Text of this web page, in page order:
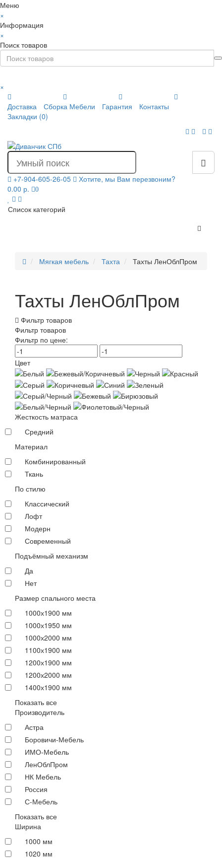
Меню
×
Информация
×
Поиск товаров
×
Доставка
Сборка Мебели Гарантия
Контакты
Закладки (0)
+7-904-605-26-05
Хотите, мы Вам перезвоним?
0.00 р.
0
Список категорий
Мягкая мебель Тахта Тахты ЛенОблПром
Тахты ЛенОблПром
Фильтр товаров
Фильтр товаров
Фильтр по цене:
Цвет
Жесткость матраса
Средний
Материал
Комбинированный
Ткань
По стилю
Классический
Лофт
Модерн
Современный
Подъёмный механизм
Да
Нет
Размер спального места
1000х1900 мм
1000х1950 мм
1000х2000 мм
1100х1900 мм
1200х1900 мм
1200х2000 мм
1400х1900 мм
Показать все
Производитель
Астра
Боровичи-Мебель
ИМО-Мебель
ЛенОблПром
НК Мебель
Россия
С-Мебель
Показать все
Ширина
1000 мм
1020 мм